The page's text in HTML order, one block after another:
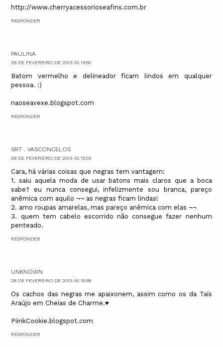
http://www.cherryacessorioseafins.com.br
RESPONDER
PAULINA
28 DE FEVEREIRO DE 2013 ÀS 14:50
Batom vermelho e delineador ficam lindos em qualquer
pessoa. :)
naoseavexe.blogspot.com
RESPONDER
SRT . VASCONCELOS
28 DE FEVEREIRO DE 2013 ÀS 15:03
Cara, há várias coisas que negras tem vantagem:
1. saiu aquela moda de usar batons mais claros que a boca
sabe? eu nunca consegui, infelizmente sou branca, pareço
anêmica com aquilo ¬¬ as negras ficam lindas!
2. amo roupas amarelas, mas pareço anêmica com elas ¬¬
3. quem tem cabelo escorrido não consegue fazer nenhum
penteado.
RESPONDER
UNKNOWN
28 DE FEVEREIRO DE 2013 ÀS 15:48
Os cachos das negras me apaixonem, assim como os da Taís
Araújo em Cheias de Charme.♥
PiinkCookie.blogspot.com
RESPONDER